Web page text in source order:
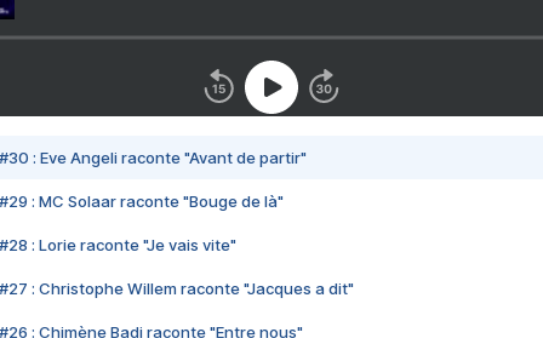
#30 : Eve Angeli raconte "Avant de partir"
#29 : MC Solaar raconte "Bouge de là"
#28 : Lorie raconte "Je vais vite"
#27 : Christophe Willem raconte "Jacques a dit"
#26 : Chimène Badi raconte "Entre nous"